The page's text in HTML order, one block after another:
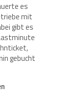
es
mit
gibt es
gebucht